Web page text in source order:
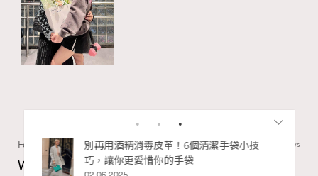
Fashion 130 views
Watches and Wonders 2026: CHANEL全新